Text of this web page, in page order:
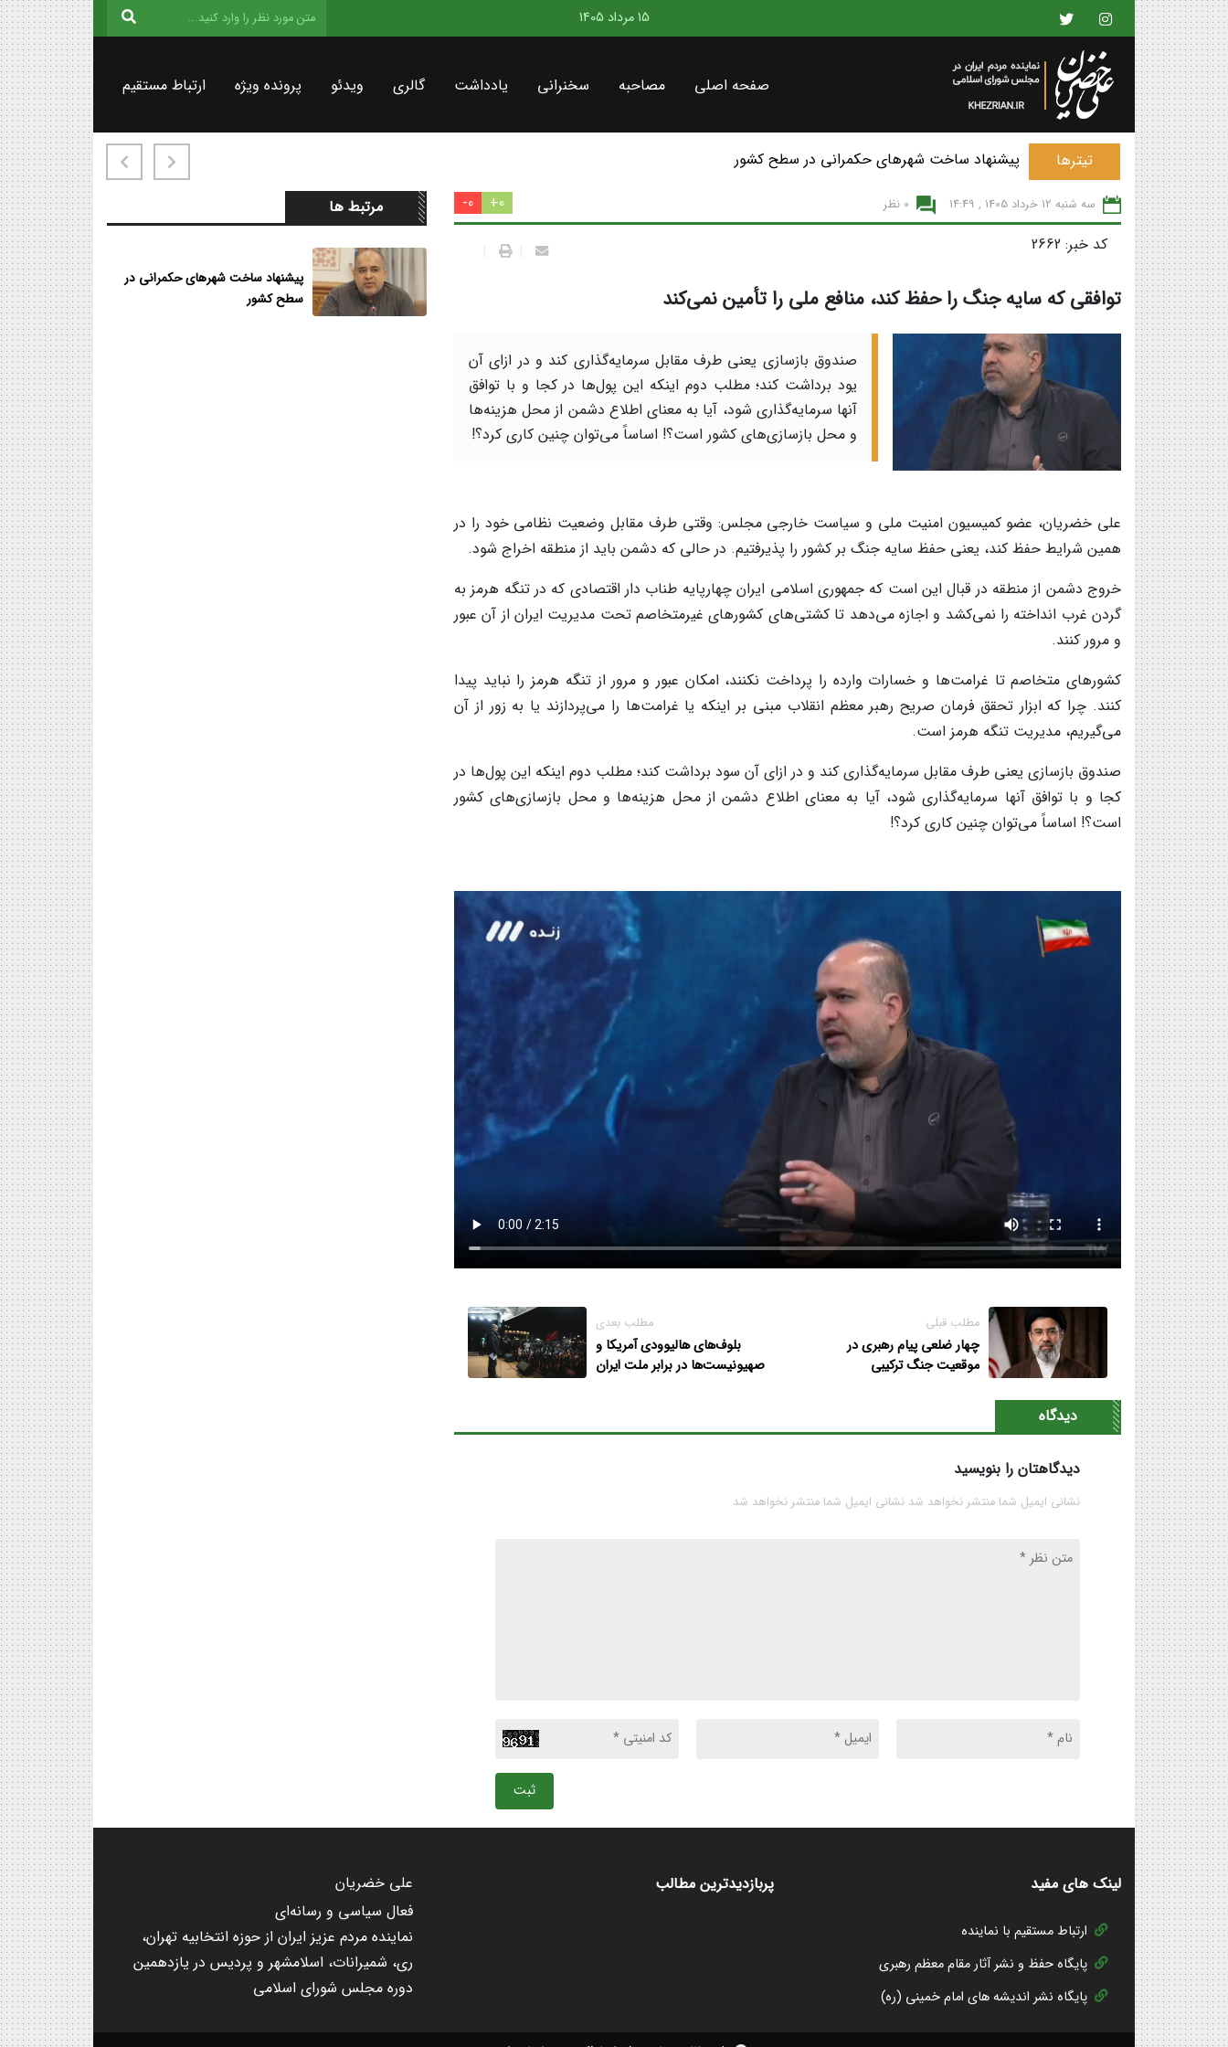
15 مرداد 1405
صفحه اصلی مصاحبه سخنرانی یادداشت گالری ویدئو پرونده ویژه ارتباط مستقیم
تیترها پیشنهاد ساخت شهرهای حکمرانی در سطح کشور
سه شنبه 12 خرداد 1405 , 14:49 0 نظر 0+
0-
کد خبر: 2662
توافقی که سایه جنگ را حفظ کند، منافع ملی را تأمین نمی‌کند
صندوق بازسازی یعنی طرف مقابل سرمایه‌گذاری کند و در ازای آن
یود برداشت کند؛ مطلب دوم اینکه این پول‌ها در کجا و با توافق
آنها سرمایه‌گذاری شود، آیا به معنای اطلاع دشمن از محل هزینه‌ها
و محل بازسازی‌های کشور است؟! اساساً می‌توان چنین کاری کرد؟!
علی خضریان، عضو کمیسیون امنیت ملی و سیاست خارجی مجلس: وقتی طرف مقابل وضعیت نظامی خود را در
همین شرایط حفظ کند، یعنی حفظ سایه جنگ بر کشور را پذیرفتیم. در حالی که دشمن باید از منطقه اخراج شود.
خروج دشمن از منطقه در قبال این است که جمهوری اسلامی ایران چهارپایه طناب دار اقتصادی که در تنگه هرمز به
گردن غرب انداخته را نمی‌کشد و اجازه می‌دهد تا کشتی‌های کشورهای غیرمتخاصم تحت مدیریت ایران از آن عبور
و مرور کنند.
کشورهای متخاصم تا غرامت‌ها و خسارات وارده را پرداخت نکنند، امکان عبور و مرور از تنگه هرمز را نباید پیدا
کنند. چرا که ابزار تحقق فرمان صریح رهبر معظم انقلاب مبنی بر اینکه یا غرامت‌ها را می‌پردازند یا به زور از آن
می‌گیریم، مدیریت تنگه هرمز است.
صندوق بازسازی یعنی طرف مقابل سرمایه‌گذاری کند و در ازای آن سود برداشت کند؛ مطلب دوم اینکه این پول‌ها در
کجا و با توافق آنها سرمایه‌گذاری شود، آیا به معنای اطلاع دشمن از محل هزینه‌ها و محل بازسازی‌های کشور
است؟! اساساً می‌توان چنین کاری کرد؟!
مطلب قبلی
چهار ضلعی پیام رهبری در
موقعیت جنگ ترکیبی
مطلب بعدی
بلوف‌های هالیوودی آمریکا و
صهیونیست‌ها در برابر ملت ایران
دیدگاه
دیدگاهتان را بنویسید
نشانی ایمیل شما منتشر نخواهد شد نشانی ایمیل شما منتشر نخواهد شد
ثبت
مرتبط ها
پیشنهاد ساخت شهرهای حکمرانی در
سطح کشور
لینک های مفید
ارتباط مستقیم با نماینده
پایگاه حفظ و نشر آثار مقام معظم رهبری
پایگاه نشر اندیشه های امام خمینی (ره)
پربازدیدترین مطالب
علی خضریان
فعال سیاسی و رسانه‌ای
نماینده مردم عزیز ایران از حوزه انتخابیه تهران،
ری، شمیرانات، اسلامشهر و پردیس در یازدهمین
دوره مجلس شورای اسلامی